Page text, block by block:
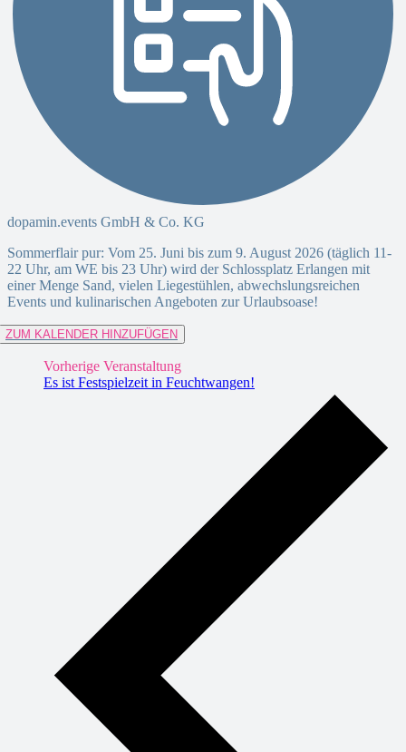
dopamin.events GmbH & Co. KG
Sommerflair pur: Vom 25. Juni bis zum 9. August 2026 (täglich 11-
22 Uhr, am WE bis 23 Uhr) wird der Schlossplatz Erlangen mit
einer Menge Sand, vielen Liegestühlen, abwechslungsreichen
Events und kulinarischen Angeboten zur Urlaubsoase!
ZUM KALENDER HINZUFÜGEN
Vorherige Veranstaltung
Es ist Festspielzeit in Feuchtwangen!